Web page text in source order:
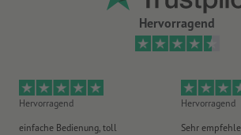
Hervorragend
Hervorragend
einfache Bedienung, toll
Hervorragend
Sehr